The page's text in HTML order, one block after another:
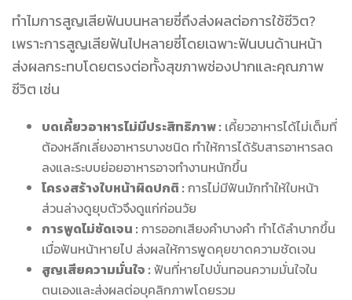
ทำไมการสูญเสียฟันบนหลายซี่ถึงส่งผลต่อการใช้ชีวิต?
เพราะการสูญเสียฟันไปหลายซี่โดยเฉพาะฟันบนด้านหน้า
ส่งผลกระทบโดยตรงต่อทั้งสุขภาพช่องปากและคุณภาพ
ชีวิต เช่น
บดเคี้ยวอาหารไม่มีประสิทธิภาพ : เคี้ยวอาหารได้ไม่เต็มที่
ต้องหลีกเลี่ยงอาหารบางชนิด ทำให้การได้รับสารอาหารลด
ลงและระบบย่อยอาหารอาจทำงานหนักขึ้น
โครงสร้างใบหน้าผิดปกติ : การไม่มีฟันมักทำให้ใบหน้า
ส่วนล่างดูยุบตัวจึงดูแก่ก่อนวัย
การพูดไม่ชัดเจน : การออกเสียงคำบางคำ ทำได้ลำบากขึ้น
เมื่อฟันหน้าหายไป ส่งผลให้การพูดคุยขาดความชัดเจน
สูญเสียความมั่นใจ : ฟันที่หายไปบั่นทอนความมั่นใจใน
ตนเองและส่งผลต่อบุคลิกภาพโดยรวม